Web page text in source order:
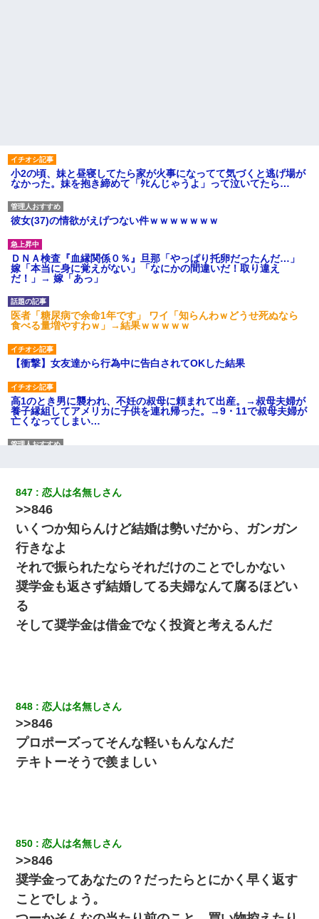
小2の頃、妹と昼寝してたら家が火事になってて気づくと逃げ場が
なかった。妹を抱き締めて「ﾀﾋんじゃうよ」って泣いてたら…
彼女(37)の情欲がえげつない件ｗｗｗｗｗｗｗ
ＤＮＡ検査『血縁関係０％』旦那「やっぱり托卵だったんだ…」
嫁「本当に身に覚えがない」「なにかの間違いだ！取り違え
だ！」→ 嫁「あっ」
医者「糖尿病で余命1年です」 ワイ「知らんわｗどうせ死ぬなら
食べる量増やすわｗ」→結果ｗｗｗｗｗ
【衝撃】女友達から行為中に告白されてOKした結果
高1のとき男に襲われ、不妊の叔母に頼まれて出産。→叔母夫婦が
養子縁組してアメリカに子供を連れ帰った。→9・11で叔母夫婦が
亡くなってしまい…
嫁が涙声で『会いたいね』とか言っているのが聞こえた。俺「こ
んな時間に誰と電話してんの？」嫁「ごめんなさい…！（大号
泣」俺（キターー）→
200万を貸したコウトから、追加で400万の申し込み、私「無理。
義弟より娘たちが大事」旦那「娘たちが成人したら別れよう」私
（は？）
嫁が弁護士を連れてきて「悪いと思うなら慰謝料を払って離婚し
ろ」→ 俺「完全に恐喝になってますね」「お前、これが詐欺だっ
て知ってる？」
裁判官「お互いに最後に言いたいことはありますか」バカ夫
「…」A「夫を一発殴らせてほしい」裁判官「どうぞ」
男だけどリベンジポノレノの被害者になって未だに人生が立ち直
｢昨日はお兄ちゃんと一緒にお風呂に入っちゃった～｣とか毎日兄
の話をしていたA子が事故で亡くなった。→Ａ子のお母さんの話に
驚愕…
847 恋人は名無しさん
>>846
いくつか知らんけど結婚は勢いだから、ガンガン
行きなよ
それで振られたならそれだけのことでしかない
奨学金も返さず結婚してる夫婦なんて腐るほどい
る
そして奨学金は借金でなく投資と考えるんだ
848 恋人は名無しさん
>>846
プロポーズってそんな軽いもんなんだ
テキトーそうで羨ましい
850 恋人は名無しさん
>>846
奨学金ってあなたの？だったらとにかく早く返す
ことでしょう。